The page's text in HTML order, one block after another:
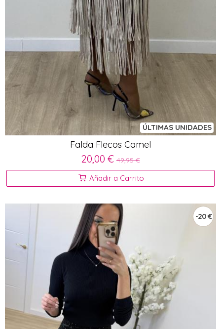
ÚLTIMAS UNIDADES
Falda Flecos Camel
20,00 €49,95 €
Añadir a Carrito
-20 €